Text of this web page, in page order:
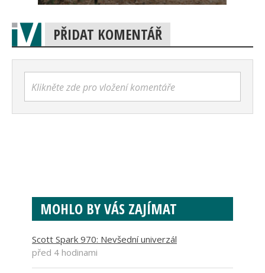
PŘIDAT KOMENTÁŘ
Klikněte zde pro vložení komentáře
MOHLO BY VÁS ZAJÍMAT
Scott Spark 970: Nevšední univerzál
před 4 hodinami